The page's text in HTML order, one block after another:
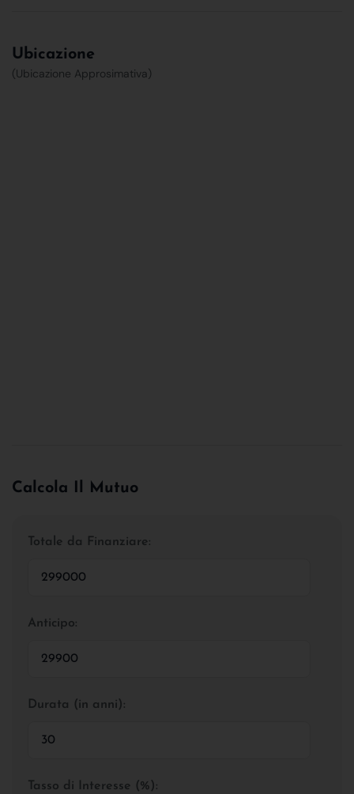
Ubicazione
(Ubicazione Approsimativa)
Calcola Il Mutuo
Totale da Finanziare:
Anticipo:
Durata (in anni):
Tasso di Interesse (%):